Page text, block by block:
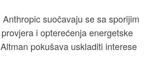
suočavaju se sa sporijim
i opterećenja energetske
pokušava uskladiti interese